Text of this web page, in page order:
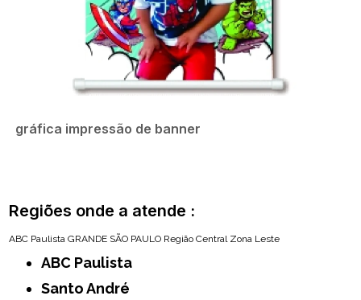
gráfica impressão de banner
Regiões onde a atende :
ABC Paulista GRANDE SÃO PAULO Região Central Zona Leste
ABC Paulista
Santo André